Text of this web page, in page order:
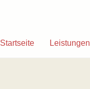
Startseite Leistungen